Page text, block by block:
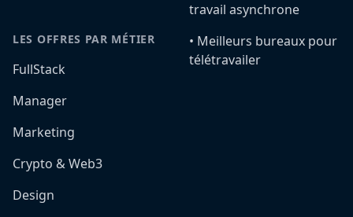
LES OFFRES PAR MÉTIER
FullStack
Manager
Marketing
Crypto & Web3
Design
travail asynchrone
•️ Meilleurs bureaux pour
télétravailer